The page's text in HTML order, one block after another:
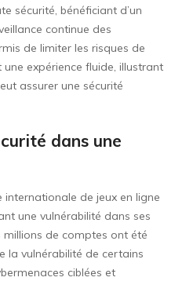
sécurité, bénéficiant d’un
continue des
de limiter les risques de
expérience fluide, illustrant
assurer une sécurité
dans une
de jeux en ligne
une vulnérabilité dans ses
millions de comptes ont été
la vulnérabilité de certains
ciblées et